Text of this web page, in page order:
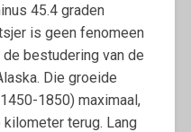
45.4 graden
is geen fenomeen
bestudering van de
Die groeide
1850) maximaal,
terug. Lang